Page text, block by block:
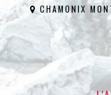
CHAMONIX